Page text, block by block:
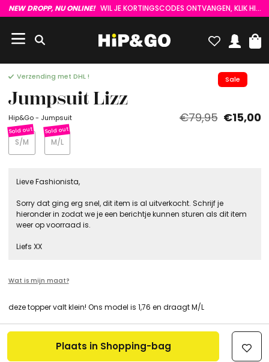
NEW DROPP, NU ONLINE! WIL JE KORTINGSCODES ONTVANGEN, KLIK HIER :)
Sale
Verzending met DHL !
Jumpsuit Lizz
Hip&Go - Jumpsuit €79,95 €15,00
S/M M/L
Lieve Fashionista,
Sorry dat ging erg snel, dit item is al uitverkocht. Schrijf je
hieronder in zodat we je een berichtje kunnen sturen als dit item
weer op voorraad is.
Liefs XX
Wat is mijn maat?
deze topper valt klein! Ons model is 1,76 en draagt M/L
Plaats in Shopping-bag